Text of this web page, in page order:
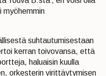
myöhemmin
suhtautumisestaan
kerran toivovansa, että
haluaisin kuulla
orkesterin virittäytymisen